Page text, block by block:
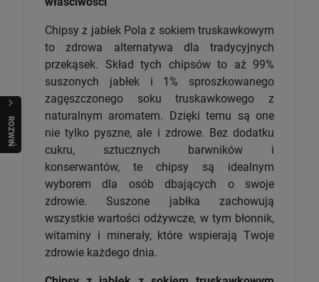
R
O
Z
W
I
Ń
O
B
I
Chipsy z jabłek Pola z sokiem truskawkowym
to zdrowa alternatywa dla tradycyjnych
przekąsek. Skład tych chipsów to aż 99%
suszonych jabłek i 1% sproszkowanego
zagęszczonego soku truskawkowego z
naturalnym aromatem. Dzięki temu są one
nie tylko pyszne, ale i zdrowe. Bez dodatku
cukru, sztucznych barwników i
konserwantów, te chipsy są idealnym
wyborem dla osób dbających o swoje
zdrowie. Suszone jabłka zachowują
wszystkie wartości odżywcze, w tym błonnik,
witaminy i minerały, które wspierają Twoje
zdrowie każdego dnia.